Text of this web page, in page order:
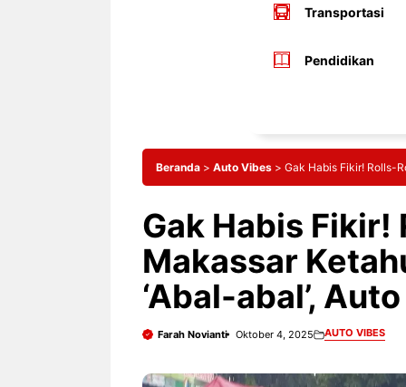
Transportasi
Pendidikan
Beranda > Auto Vibes > Gak Habis Fikir! Rolls-
Gak Habis Fikir!
Makassar
‘Abal-abal’,
Farah Novianti Oktober 4, 2025 AUTO VIBES